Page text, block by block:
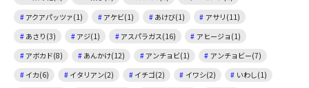
アクアパッツァ(1)
アケビ(1) あけび(1)
アサリ(11)
あさり(3)
アジ(1) アスパラガス(16)
アヒージョ(1)
アボカド(8)
あんかけ(12) アンチョビ(1)
アンチョビー(7)
イカ(6)
イタリアン(2) イチゴ(2) イワシ(2)
いわし(1)